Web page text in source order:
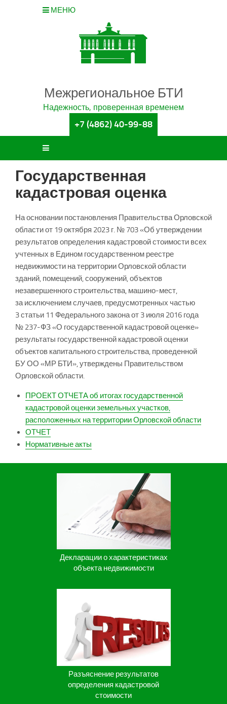
МЕНЮ
Межрегиональное БТИ
Надежность, проверенная временем
+7 (4862) 40-99-88
Государственная
кадастровая оценка
На основании постановления Правительства Орловской
области от 19 октября 2023 г. № 703 «Об утверждении
результатов определения кадастровой стоимости всех
учтенных в Едином государственном реестре
недвижимости на территории Орловской области
зданий, помещений, сооружений, объектов
незавершенного строительства, машино-мест,
за исключением случаев, предусмотренных частью
3 статьи 11 Федерального закона от 3 июля 2016 года
№ 237-ФЗ «О государственной кадастровой оценке»
результаты государственной кадастровой оценки
объектов капитального строительства, проведенной
БУ ОО «МР БТИ», утверждены Правительством
Орловской области.
ПРОЕКТ ОТЧЕТА об итогах государственной
кадастровой оценки земельных участков,
расположенных на территории Орловской области
ОТЧЕТ
Нормативные акты
Декларации о характеристиках
объекта недвижимости
Разъяснение результатов
определения кадастровой
стоимости